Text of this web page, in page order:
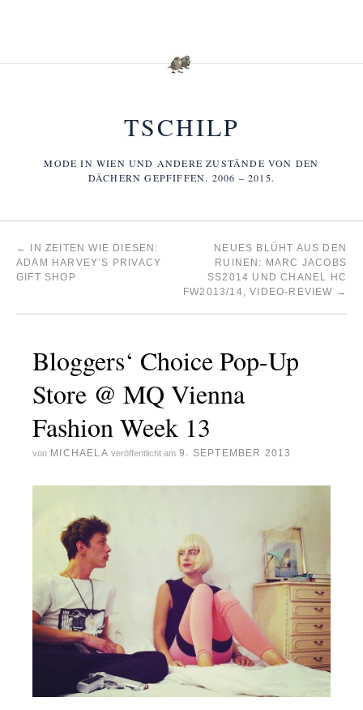
TSCHILP
MODE IN WIEN UND ANDERE ZUSTÄNDE VON DEN
DÄCHERN GEPFIFFEN. 2006 – 2015.
←
IN ZEITEN WIE DIESEN:
ADAM HARVEY’S PRIVACY
GIFT SHOP
NEUES BLÜHT AUS DEN
RUINEN: MARC JACOBS
SS2014 UND CHANEL HC
FW2013/14, VIDEO-REVIEW →
Bloggers‘ Choice Pop-Up
Store @ MQ Vienna
Fashion Week 13
von MICHAELA veröffentlicht am 9. SEPTEMBER 2013